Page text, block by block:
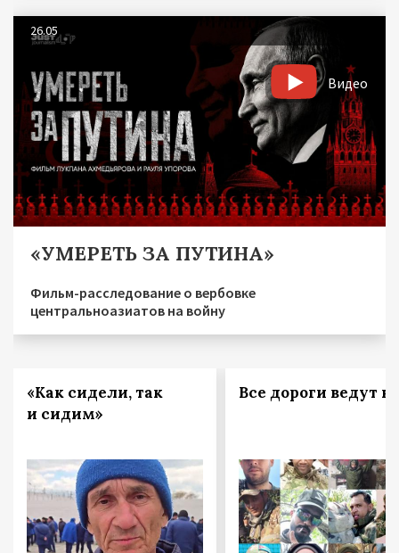
26.05
Видео
«УМЕРЕТЬ ЗА ПУТИНА»
Фильм-расследование о вербовке
центральноазиатов на войну
«Как сидели, так
и сидим»
Все дороги ведут в